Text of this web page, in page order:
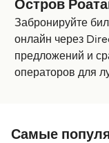
Остров
Забронируйте
онлайн через
предложений и
операторов для
Самые